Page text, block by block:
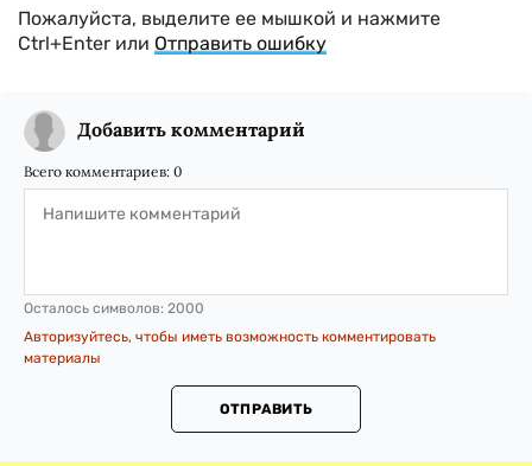
Пожалуйста, выделите ее мышкой и нажмите
Ctrl+Enter или Отправить ошибку
Добавить комментарий
Всего комментариев: 0
Осталось символов: 2000
Авторизуйтесь, чтобы иметь возможность комментировать
материалы
ОТПРАВИТЬ